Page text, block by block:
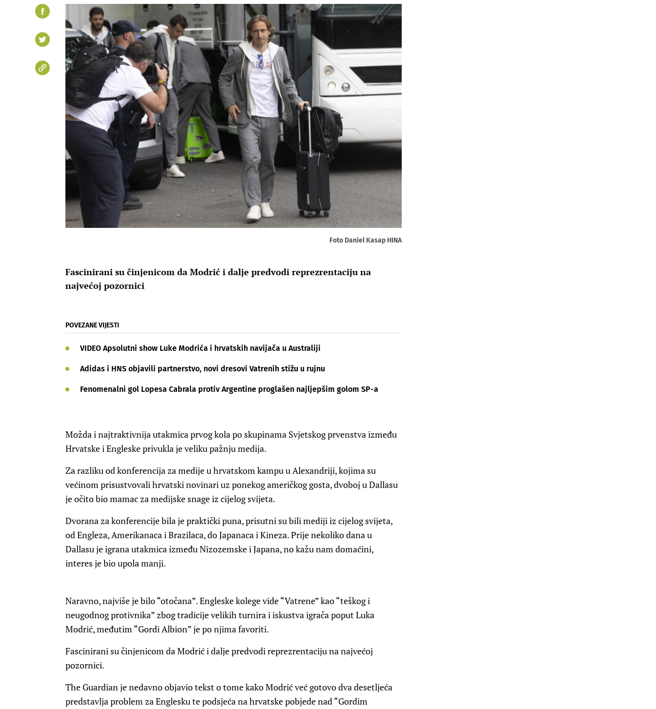
Foto Daniel Kasap HINA
Fascinirani su činjenicom da Modrić i dalje predvodi reprezrentaciju na
najvećoj pozornici
POVEZANE VIJESTI
VIDEO Apsolutni show Luke Modrića i hrvatskih navijača u Australiji
Adidas i HNS objavili partnerstvo, novi dresovi Vatrenih stižu u rujnu
Fenomenalni gol Lopesa Cabrala protiv Argentine proglašen najljepšim golom SP-a
Možda i najtraktivnija utakmica prvog kola po skupinama Svjetskog prvenstva između
Hrvatske i Engleske privukla je veliku pažnju medija.
Za razliku od konferencija za medije u hrvatskom kampu u Alexandriji, kojima su
većinom prisustvovali hrvatski novinari uz ponekog američkog gosta, dvoboj u Dallasu
je očito bio mamac za medijske snage iz cijelog svijeta.
Dvorana za konferencije bila je praktički puna, prisutni su bili mediji iz cijelog svijeta,
od Engleza, Amerikanaca i Brazilaca, do Japanaca i Kineza. Prije nekoliko dana u
Dallasu je igrana utakmica između Nizozemske i Japana, no kažu nam domaćini,
interes je bio upola manji.
Naravno, najviše je bilo “otočana”. Engleske kolege vide “Vatrene” kao “teškog i
neugodnog protivnika” zbog tradicije velikih turnira i iskustva igrača poput Luka
Modrić, međutim “Gordi Albion” je po njima favoriti.
Fascinirani su činjenicom da Modrić i dalje predvodi reprezrentaciju na najvećoj
pozornici.
The Guardian je nedavno objavio tekst o tome kako Modrić već gotovo dva desetljeća
predstavlja problem za Englesku te podsjeća na hrvatske pobjede nad “Gordim